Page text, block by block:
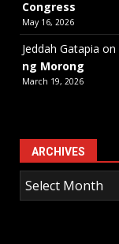
Congress
May 16, 2026
Jeddah Gatapia on
ng Morong
March 19, 2026
ARCHIVES